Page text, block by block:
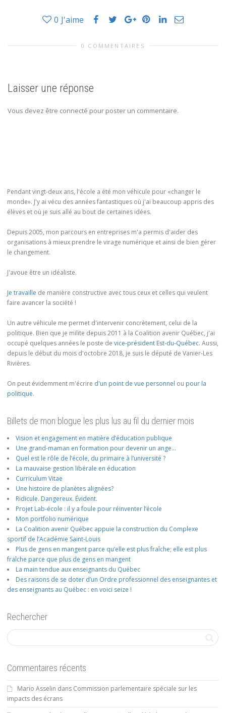
0 J'aime
0 COMMENTAIRES
Laisser une réponse
Vous devez être connecté pour poster un commentaire.
Pendant vingt-deux ans, l'école a été mon véhicule pour «changer le
monde». J'y ai vécu des années fantastiques où j'ai beaucoup appris des
élèves et où je suis allé au bout de certaines idées.
Depuis 2005, mon parcours en entreprises m'a permis d'aider des
organisations à mieux prendre le virage numérique et ainsi de bien gérer
le changement.
J'avoue être un idéaliste.
Je travaille de manière constructive avec tous ceux et celles qui veulent
faire avancer la société !
Un autre véhicule me permet d'intervenir concrètement, celui de la
politique. Bien que je milite depuis 2011 à la Coalition avenir Québec, j'ai
occupé quelques années le poste de vice-président Est-du-Québec. Aussi,
depuis le début du mois d'octobre 2018, je suis le député de Vanier-Les
Rivières.
On peut évidemment m'écrire d'un point de vue personnel ou pour la
politique.
Billets de mon blogue les plus lus au fil du dernier mois
Vision et engagement en matière d’éducation publique
Une grand-maman en formation pour devenir un ange…
Quel est le rôle de l’école, du primaire à l’université ?
La mauvaise gestion libérale en éducation
Curriculum Vitae
Une histoire de planètes alignées?
Ridicule. Dangereux. Évident.
Projet Lab-école : il y a foule pour réinventer l’école
Mon portfolio numérique
La Coalition avenir Québec appuie la construction du Complexe
sportif de l’Académie Saint-Louis
Plus de gens en mangent parce qu’elle est plus fraîche; elle est plus
fraîche parce que plus de gens en mangent
La main tendue aux enseignants du Québec
Des raisons de se doter d’un Ordre professionnel des enseignantes et
des enseignants au Québec : en voici seize !
Rechercher
Commentaires récents
Mario Asselin dans Commission parlementaire spéciale sur les
impacts des écrans